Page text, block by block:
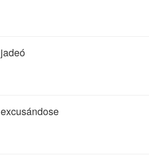
jadeó
excusándose